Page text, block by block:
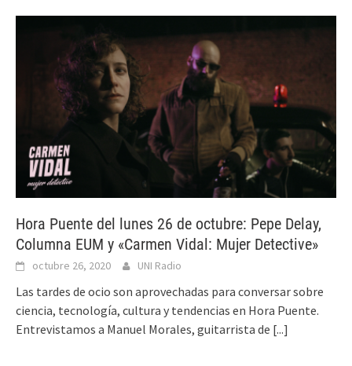
Hora Puente del lunes 26 de octubre: Pepe Delay,
Columna EUM y «Carmen Vidal: Mujer Detective»
octubre 26, 2020 UNI Radio
Las tardes de ocio son aprovechadas para conversar sobre
ciencia, tecnología, cultura y tendencias en Hora Puente.
Entrevistamos a Manuel Morales, guitarrista de [...]